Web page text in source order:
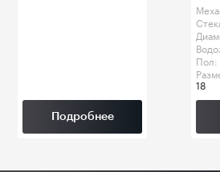
Подробнее
Пол:
18